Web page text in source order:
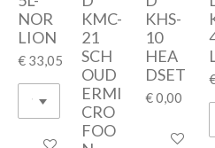
NOR
LION
€ 33,05
In winkelwagen
KMC-
21
SCH
OUD
ERMI
CRO
FOO
KHS-
10
HEA
DSET
€ 0,00
In